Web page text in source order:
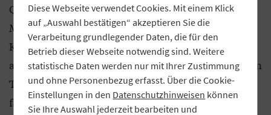
Quereinsteiger gibt es spezielle Einarbeitungspläne.
Mit ihrer Hilfe erhalten die neuen Kolleginnen und
Kollegen umfangreiche Informationen zu
allgemeinen Themen wie der Struktur der Bank, den
Tochter- und Verbundunternehmen sowie zu
fachspezifischen Themen je nach Einsatz im
Diese Webseite verwendet Cookies. Mit einem Klick
auf „Auswahl bestätigen“ akzeptieren Sie die
Verarbeitung grundlegender Daten, die für den
Betrieb dieser Webseite notwendig sind. Weitere
statistische Daten werden nur mit Ihrer Zustimmung
und ohne Personenbezug erfasst. Über die Cookie-
Einstellungen in den Datenschutzhinweisen können
Sie Ihre Auswahl jederzeit bearbeiten und